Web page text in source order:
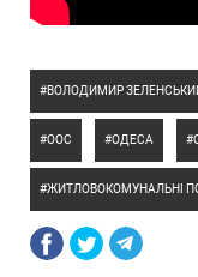
ВОЛОДИМИР
ООС ОДЕСА
ЖИТЛОВОКОМУНАЛЬНІ